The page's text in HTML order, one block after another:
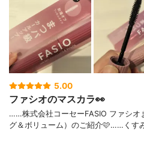
5.00
ファシオのマスカラ👀
……⁡⁡株式会社コーセー⁡⁡FASIO ファシオ⁡⁡
グ＆ボリューム）⁡⁡のご紹介🩷️⁡⁡……⁡⁡くす